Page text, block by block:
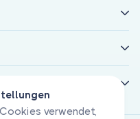
verwendet,